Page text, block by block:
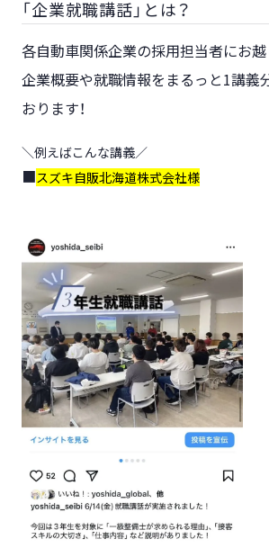
「企業就職講話」とは？
各自動車関係企業の採用担当者にお越
企業概要や就職情報をまるっと1講義
おります！
＼例えばこんな講義／
スズキ自販北海道株式会社様